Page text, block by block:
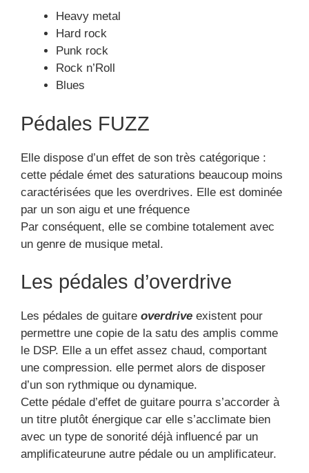
Heavy metal
Hard rock
Punk rock
Rock n’Roll
Blues
Pédales FUZZ
Elle dispose d’un effet de son très catégorique :
cette pédale émet des saturations beaucoup moins
caractérisées que les overdrives. Elle est dominée
par un son aigu et une fréquence
Par conséquent, elle se combine totalement avec
un genre de musique metal.
Les pédales d’overdrive
Les pédales de guitare overdrive existent pour
permettre une copie de la satu des amplis comme
le DSP. Elle a un effet assez chaud, comportant
une compression. elle permet alors de disposer
d’un son rythmique ou dynamique.
Cette pédale d’effet de guitare pourra s’accorder à
un titre plutôt énergique car elle s’acclimate bien
avec un type de sonorité déjà influencé par un
amplificateurune autre pédale ou un amplificateur.